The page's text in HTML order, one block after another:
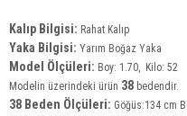
Kalıp Bilgisi: Rahat Kalıp
Yaka Bilgisi: Yarım Boğaz Yaka
Model Ölçüleri: Boy: 1.70, Kilo: 52
Modelin üzerindeki ürün 38 bedendir.
38 Beden Ölçüleri: Göğüs:134 cm